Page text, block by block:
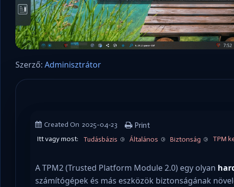
Szerző: Adminisztrátor
Created On 2025-04-23 Print
Itt vagy most: Tudásbázis Általános Biztonság TPM
A TPM2 (Trusted Platform Module 2.0) egy olyan
számítógépek és más eszközök biztonságának